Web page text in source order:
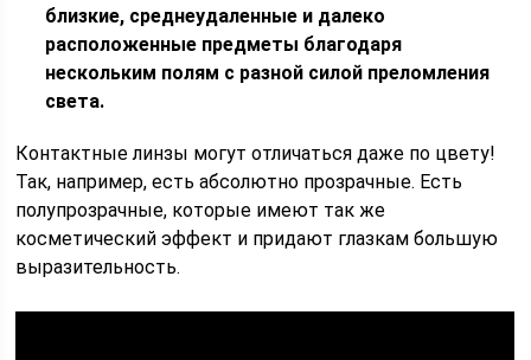
близкие, среднеудаленные и далеко
расположенные предметы благодаря
нескольким полям с разной силой преломления
света.
Контактные линзы могут отличаться даже по цвету!
Так, например, есть абсолютно прозрачные. Есть
полупрозрачные, которые имеют так же
косметический эффект и придают глазкам большую
выразительность.